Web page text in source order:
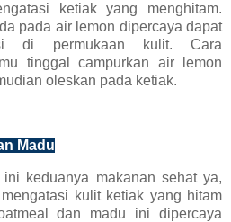
ketiak yang menghitam.
pada air lemon dipercaya dapat
di permukaan kulit. Cara
tinggal campurkan air lemon
oleskan pada ketiak.
Madu
keduanya makanan sehat ya,
kulit ketiak yang hitam
dan madu ini dipercaya